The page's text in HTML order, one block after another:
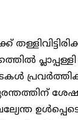
ശേഷം